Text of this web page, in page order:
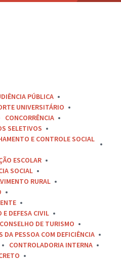
PÚBLICA
UNIVERSITÁRIO
CONCORRÊNCIA
SELETIVOS
E CONTROLE SOCIAL
ESCOLAR
SOCIAL
RURAL
E DEFESA CIVIL
CONSELHO DE TURISMO
DA PESSOA COM DEFICIÊNCIA
CONTROLADORIA INTERNA